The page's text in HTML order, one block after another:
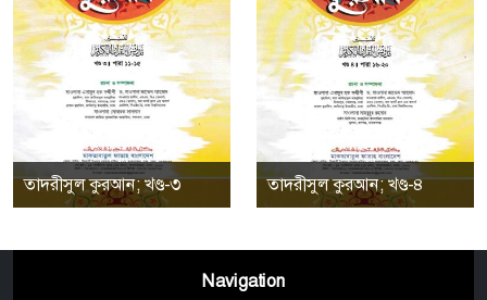
তাদরীসুল কুরআন; খণ্ড-৩ তাদরীসুল কুরআন; খণ্ড-৪
Navigation